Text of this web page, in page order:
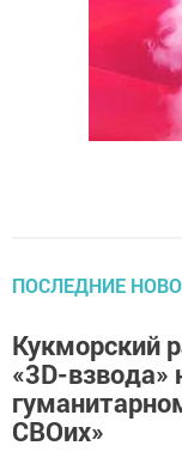
ПОСЛЕДНИЕ
Кукморский
«3D-
СВОих»